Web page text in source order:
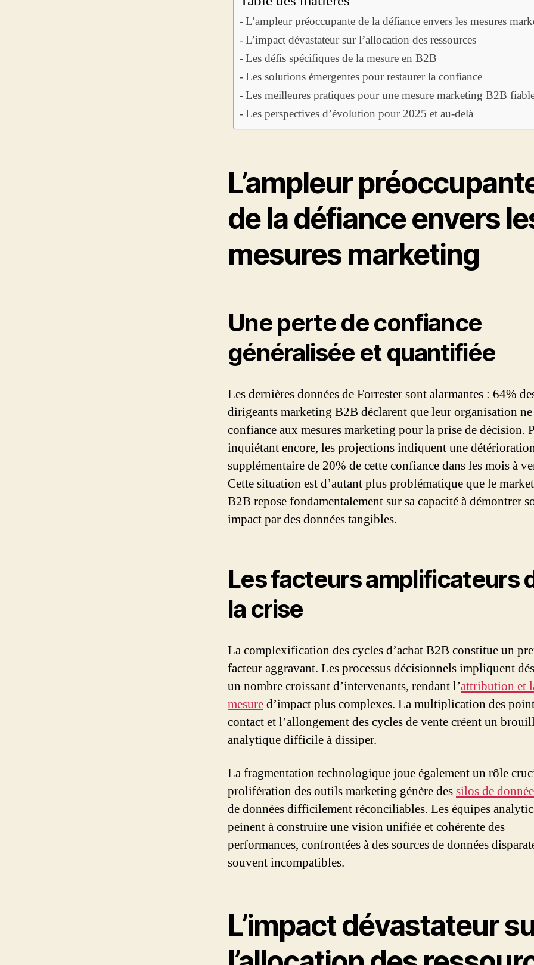
L’ampleur préoccupante de la défiance envers les mesures
L’impact dévastateur sur l’allocation des ressources
Les défis spécifiques de la mesure en B2B
Les solutions émergentes pour restaurer la confiance
Les meilleures pratiques pour une mesure marketing B2B
Les perspectives d’évolution pour 2025 et au-delà
L’ampleur
de la défiance envers
mesures marketing
Une perte de confiance
généralisée et quantifiée
Les dernières données de Forrester sont alarmantes : 64%
dirigeants marketing B2B déclarent que leur organisation
confiance aux mesures marketing pour la prise de décision.
inquiétant encore, les projections indiquent une
supplémentaire de 20% de cette confiance dans les mois à
Cette situation est d’autant plus problématique que le
B2B repose fondamentalement sur sa capacité à démontrer
impact par des données tangibles.
Les facteurs amplificateurs
la crise
La complexification des cycles d’achat B2B constitue un
facteur aggravant. Les processus décisionnels impliquent
un nombre croissant d’intervenants, rendant l’attribution et
mesured’impact plus complexes. La multiplication des
contact et l’allongement des cycles de vente créent un
analytique difficile à dissiper.
La fragmentation technologique joue également un rôle
prolifération des outils marketing génère dessilos de
de données difficilement réconciliables. Les équipes
peinent à construire une vision unifiée et cohérente des
performances, confrontées à des sources de données
souvent incompatibles.
L’impact dévastateur